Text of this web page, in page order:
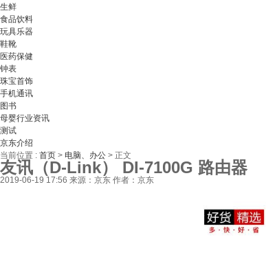
生鲜
食品饮料
玩具乐器
鞋靴
医药保健
钟表
珠宝首饰
手机通讯
图书
母婴行业资讯
测试
京东介绍
当前位置 : 首页 > 电脑、办公 > 正文
友讯（D-Link） DI-7100G 路由器
2019-06-19 17:56 来源：京东 作者：京东